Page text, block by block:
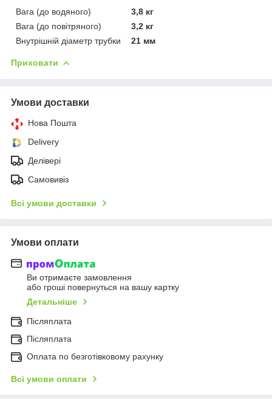
Вага (до водяного)
3,8 кг
Вага (до повітряного)
3,2 кг
Внутрішній діаметр трубки
21 мм
Приховати
Умови доставки
Нова Пошта
Delivery
Делівері
Самовивіз
Всі умови доставки
Умови оплати
Ви отримаєте замовлення
або гроші повернуться на вашу картку
Детальніше
Післяплата
Післяплата
Оплата по безготівковому рахунку
Всі умови оплати